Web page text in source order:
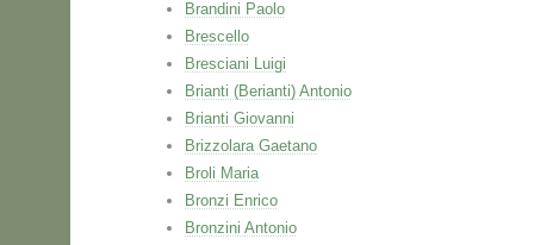
Brandini Paolo
Brescello
Bresciani Luigi
Brianti (Berianti) Antonio
Brianti Giovanni
Brizzolara Gaetano
Broli Maria
Bronzi Enrico
Bronzini Antonio